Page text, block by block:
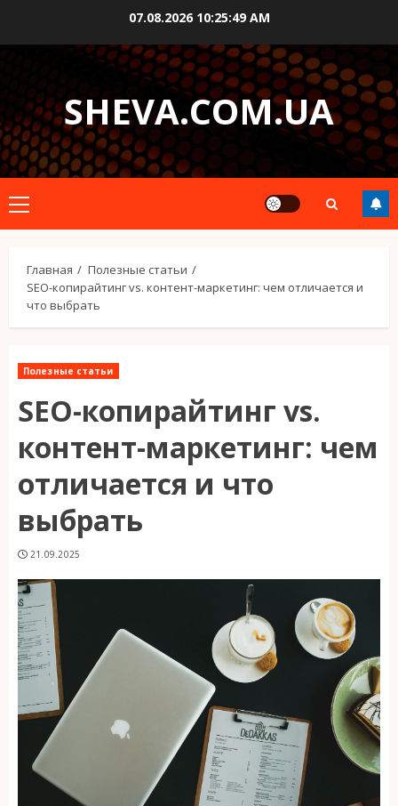
содержимому
07.08.2026 10:25:50 AM
SHEVA.COM.UA
Основное
меню
Главная
Полезные статьи
SEO-копирайтинг vs. контент-маркетинг: чем отличается и
что выбрать
Полезные статьи
SEO-копирайтинг vs.
контент-маркетинг: чем
отличается и что
выбрать
21.09.2025